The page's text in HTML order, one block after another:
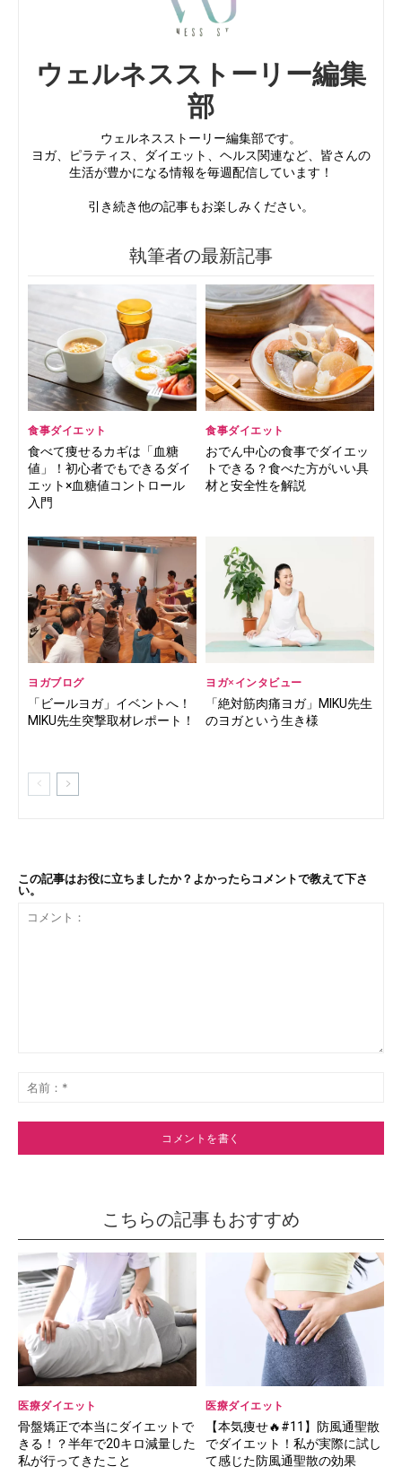
ウェルネスストーリー編集
部
ウェルネスストーリー編集部です。
ヨガ、ピラティス、ダイエット、ヘルス関連など、皆さんの
生活が豊かになる情報を毎週配信しています！
引き続き他の記事もお楽しみください。
執筆者の最新記事
食事ダイエット
食べて痩せるカギは「血糖
値」！初心者でもできるダイ
エット×血糖値コントロール
入門
食事ダイエット
おでん中心の食事でダイエッ
トできる？食べた方がいい具
材と安全性を解説
ヨガブログ
「ビールヨガ」イベントへ！
MIKU先生突撃取材レポート！
ヨガ×インタビュー
「絶対筋肉痛ヨガ」MIKU先生
のヨガという生き様
この記事はお役に立ちましたか？よかったらコメントで教えて下さ
い。
ト：
*
こちらの記事もおすすめ
医療ダイエット
骨盤矯正で本当にダイエットで
きる！？半年で20キロ減量した
私が行ってきたこと
医療ダイエット
【本気痩せ🔥#11】防風通聖散
でダイエット！私が実際に試し
て感じた防風通聖散の効果